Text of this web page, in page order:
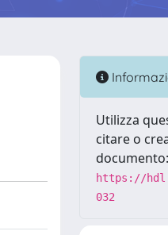
Utilizza
citare o
documento:
https://
032